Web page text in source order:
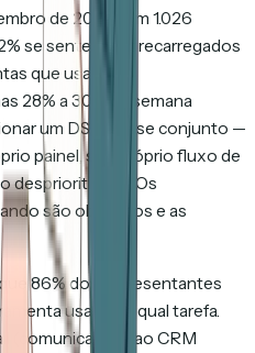
de 2024 com 1.026
se sentem sobrecarregados
que usam. Os
28% a 30% da semana
um DSR a esse conjunto —
painel, seu próprio fluxo de
desprioritizado. Os
são obrigados e as
86% dos representantes
usar para qual tarefa.
(comunicação), ao CRM